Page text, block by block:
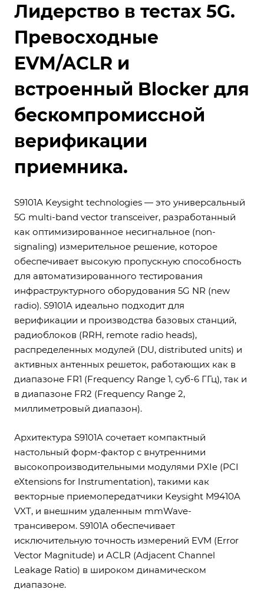
Лидерство в тестах 5G.
Превосходные
EVM/ACLR и
встроенный Blocker для
бескомпромиссной
верификации
приемника.
S9101A Keysight technologies — это универсальный
5G multi-band vector transceiver, разработанный
как оптимизированное несигнальное (non-
signaling) измерительное решение, которое
обеспечивает высокую пропускную способность
для автоматизированного тестирования
инфраструктурного оборудования 5G NR (new
radio). S9101A идеально подходит для
верификации и производства базовых станций,
радиоблоков (RRH, remote radio heads),
распределенных модулей (DU, distributed units) и
активных антенных решеток, работающих как в
диапазоне FR1 (Frequency Range 1, суб-6 ГГц), так и
в диапазоне FR2 (Frequency Range 2,
миллиметровый диапазон).
Архитектура S9101A сочетает компактный
настольный форм-фактор с внутренними
высокопроизводительными модулями PXIe (PCI
eXtensions for Instrumentation), такими как
векторные приемопередатчики Keysight M9410A
VXT, и внешним удаленным mmWave-
трансивером. S9101A обеспечивает
исключительную точность измерений EVM (Error
Vector Magnitude) и ACLR (Adjacent Channel
Leakage Ratio) в широком динамическом
диапазоне.